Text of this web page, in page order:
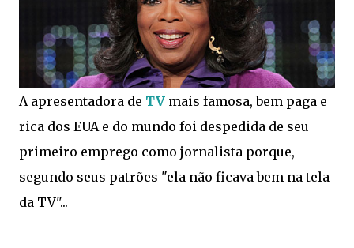
A apresentadora de TV mais famosa, bem paga e
rica dos EUA e do mundo foi despedida de seu
primeiro emprego como jornalista porque,
segundo seus patrões "ela não ficava bem na tela
da TV"...